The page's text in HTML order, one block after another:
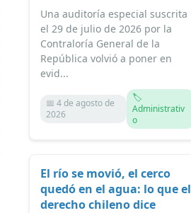
Una auditoría especial suscrita
el 29 de julio de 2026 por la
Contraloría General de la
República volvió a poner en
evid...
📅 4 de agosto de
2026
🏷️
Administrativ
o
El río se movió, el cerco
quedó en el agua: lo que el
derecho chileno dice